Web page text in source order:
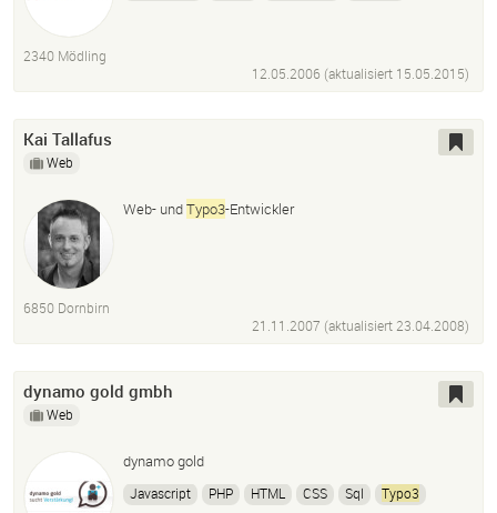
2340 Mödling
12.05.2006 (aktualisiert 15.05.2015)
Kai Tallafus
Web
Web- undTypo3-Entwickler
6850 Dornbirn
21.11.2007 (aktualisiert23.04.2008)
dynamo gold gmbh
Web
dynamo gold
Javascript PHP HTML CSS Sql
Typo3